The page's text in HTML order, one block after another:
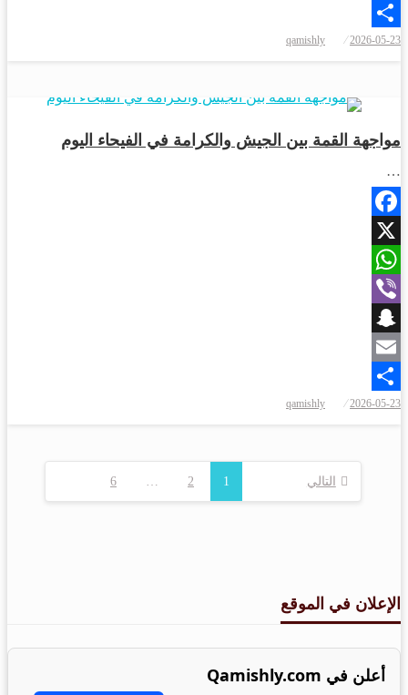
Email
Share
في
2026-05-23
qamishly
مواجهة القمة بين الجيش والكرامة في الفيحاء اليوم
…
Facebook
X
WhatsApp
Viber
Snapchat
Email
Share
في
2026-05-23
qamishly
تعدد
1
2
…
6 التالي
الإعلان في الموقع
أعلن في Qamishly.com